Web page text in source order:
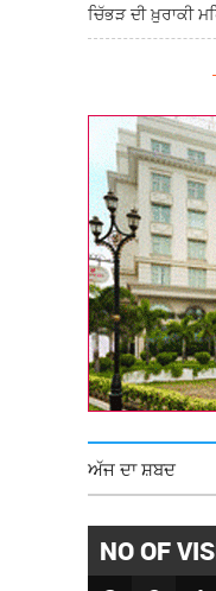
ਚਿੱਭੜ ਦੀ ਖ਼ੁਰਾਕੀ
ਅੱਜ ਦਾ ਸ਼ਬਦ
NO OF